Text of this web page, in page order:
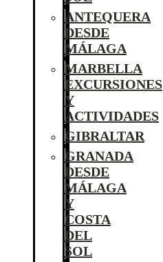
ANTEQUERA
DESDE
MÁLAGA
MARBELLA
EXCURSIONES
Y
ACTIVIDADES
GIBRALTAR
GRANADA
DESDE
MÁLAGA
Y
COSTA
DEL
SOL